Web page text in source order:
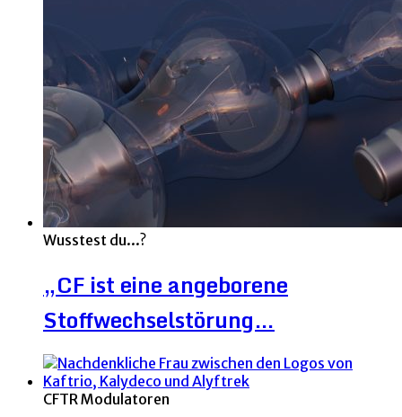
Wusstest du...?
„CF ist eine angeborene
Stoffwechselstörung…
CFTR Modulatoren